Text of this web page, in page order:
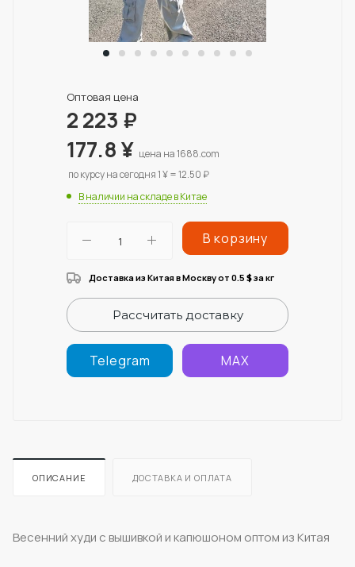
Оптовая цена
2 223 ₽
177.8¥ цена на 1688.com
по курсу на сегодня 1 ¥ = 12.50 ₽
В наличии на складе в Китае
В корзину
Доставка из Китая в Москву от 0.5 $за кг
Рассчитать доставку
Telegram MAX
ОПИСАНИЕ ДОСТАВКА И ОПЛАТА
Весенний худи с вышивкой и капюшоном оптом из Китая